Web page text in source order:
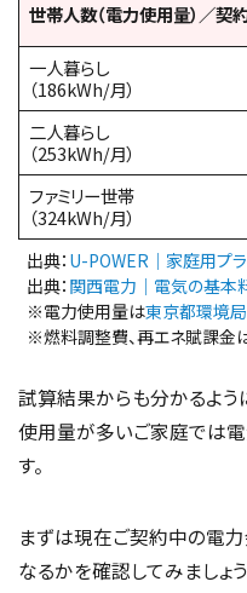
世帯人数（電力使用量）／契
一人暮らし
（186kWh/月）
二人暮らし
（253kWh/月）
ファミリー世帯
（324kWh/月）
出典： U-POWER｜家庭用プ
出典： 関西電力｜電気の基本
※電力使用量は東京都環境局
※燃料調整費、再エネ賦課金
試算結果からも分かるよう
使用量が多いご家庭では
す。
まずは現在ご契約中の電力
なるかを確認してみましょう